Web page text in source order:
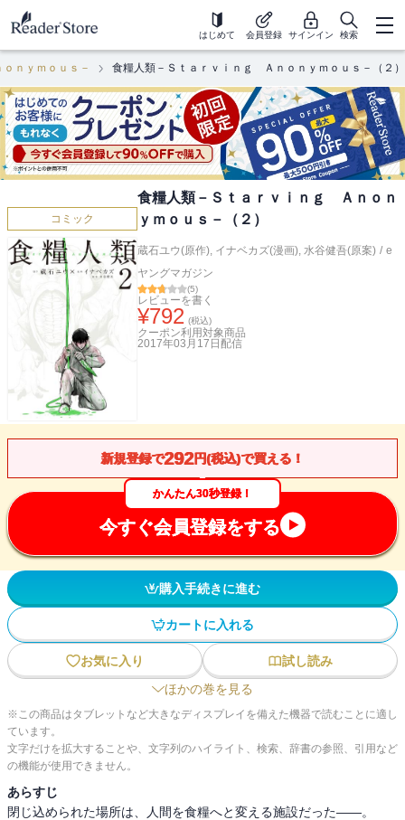
はじめて 会員登録 サインイン 検索
ｎｙｍｏｕｓ－ 食糧人類－Ｓｔａｒｖｉｎｇ Ａｎｏｎｙｍｏｕｓ－（２）
コミック
食糧人類－Ｓｔａｒｖｉｎｇ Ａｎｏｎ
ｙｍｏｕｓ－（２）
蔵石ユウ(原作), イナベカズ(漫画), 水谷健吾(原案) / e
ヤングマガジン
(5)
レビューを書く
¥792 (税込)
クーポン利用対象商品
2017年03月17日 配信
新規登録で292円(税込)で買える！
かんたん30秒登録！
今すぐ会員登録をする
購入手続きに進む
カートに入れる
お気に入り
試し読み
ほかの巻を見る
※この商品はタブレットなど大きなディスプレイを備えた機器で読むことに適し
ています。
文字だけを拡大することや、文字列のハイライト、検索、辞書の参照、引用など
の機能が使用できません。
あらすじ
閉じ込められた場所は、人間を食糧へと変える施設だった――。